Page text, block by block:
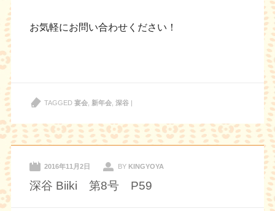
お気軽にお問い合わせください！
TAGGED 宴会, 新年会, 深谷
2016年11月2日 BY KINGYOYA
深谷 Biiki 第8号 P59